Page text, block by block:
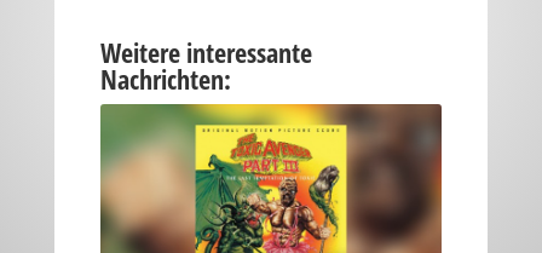
Weitere interessante
Nachrichten: